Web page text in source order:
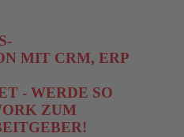
MIT CRM, ERP
- WERDE SO
ZUM